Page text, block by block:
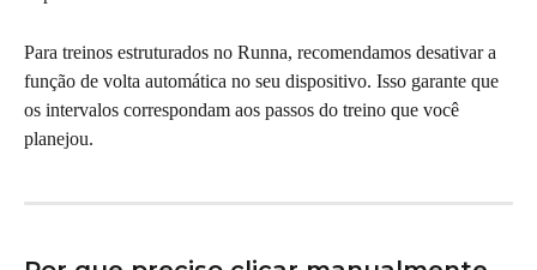
Para treinos estruturados no Runna, recomendamos desativar a
função de volta automática no seu dispositivo. Isso garante que
os intervalos correspondam aos passos do treino que você
planejou.